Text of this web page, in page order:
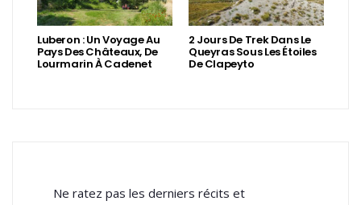
Luberon : Un Voyage Au
Pays Des Châteaux, De
Lourmarin À Cadenet
2 Jours De Trek Dans Le
Queyras Sous Les Étoiles
De Clapeyto
Ne ratez pas les derniers récits et